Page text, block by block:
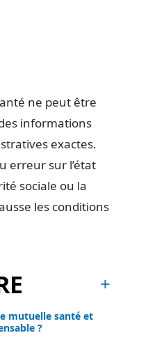
ne peut être
informations
exactes.
erreur sur l’état
sociale ou la
les conditions
mutuelle santé et
?